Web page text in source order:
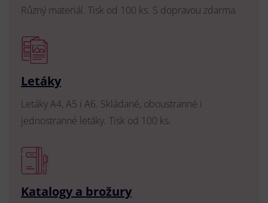
Různý materiál. Tisk od 100 ks. S dopravou zdarma.
Letáky
Letáky A4, A5 i A6. Skládané, oboustranné i
jednostranné letáky. Tisk od 100 ks.
Katalogy a brožury